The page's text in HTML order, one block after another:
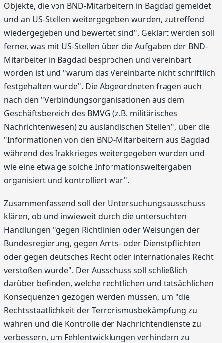
Objekte, die von BND-Mitarbeitern in Bagdad gemeldet
und an US-Stellen weitergegeben wurden, zutreffend
wiedergegeben und bewertet sind". Geklärt werden soll
ferner, was mit US-Stellen über die Aufgaben der BND-
Mitarbeiter in Bagdad besprochen und vereinbart
worden ist und "warum das Vereinbarte nicht schriftlich
festgehalten wurde". Die Abgeordneten fragen auch
nach den "Verbindungsorganisationen aus dem
Geschäftsbereich des BMVG (z.B. militärisches
Nachrichtenwesen) zu ausländischen Stellen", über die
"Informationen von den BND-Mitarbeitern aus Bagdad
während des Irakkrieges weitergegeben wurden und
wie eine etwaige solche Informationsweitergaben
organisiert und kontrolliert war".
Zusammenfassend soll der Untersuchungsausschuss
klären, ob und inwieweit durch die untersuchten
Handlungen "gegen Richtlinien oder Weisungen der
Bundesregierung, gegen Amts- oder Dienstpflichten
oder gegen deutsches Recht oder internationales Recht
verstoßen wurde". Der Ausschuss soll schließlich
darüber befinden, welche rechtlichen und tatsächlichen
Konsequenzen gezogen werden müssen, um "die
Rechtsstaatlichkeit der Terrorismusbekämpfung zu
wahren und die Kontrolle der Nachrichtendienste zu
verbessern, um Fehlentwicklungen verhindern zu